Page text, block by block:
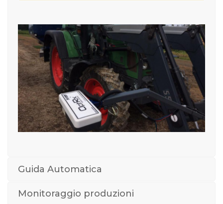
Guida Automatica
Monitoraggio produzioni